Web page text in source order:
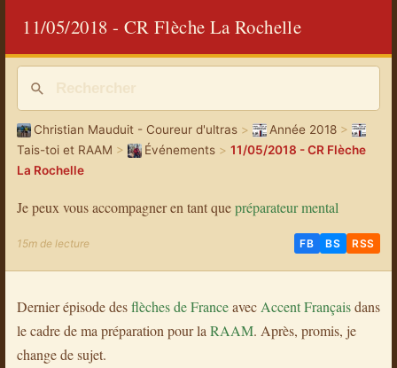
11/05/2018 - CR Flèche La Rochelle
Christian Mauduit - Coureur d'ultras> Année 2018 >
Tais-toi et RAAM > Événements> 11/05/2018 - CR Flèche
La Rochelle
Je peux vous accompagner en tant quepréparateur mental
15m de lecture FB BS RSS
Dernier épisode desflèches de Franceavec Accent Françaisdans
le cadre de ma préparation pour la RAAM. Après, promis, je
change de sujet.